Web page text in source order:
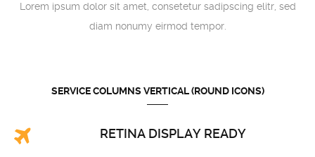
Lorem ipsum dolor sit amet, consetetur sadipscing elitr, sed
diam nonumy eirmod tempor.
SERVICE COLUMNS VERTICAL (ROUND ICONS)
RETINA DISPLAY READY